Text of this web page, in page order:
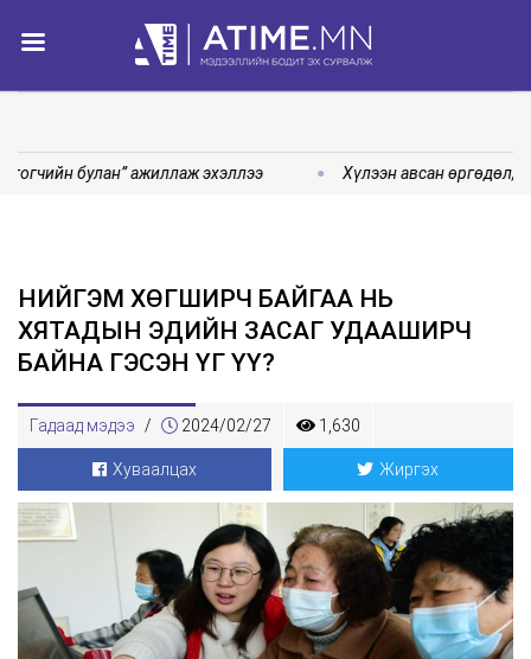
булан” ажиллаж эхэллээ Хүлээн авсан өргөдөл,
НИЙГЭМ ХӨГШИРЧ БАЙГАА НЬ
ХЯТАДЫН ЭДИЙН ЗАСАГ УДААШИРЧ
БАЙНА ГЭСЭН ҮГ ҮҮ?
Гадаад мэдээ / 2024/02/27 1,630
Хуваалцах Жиргэх